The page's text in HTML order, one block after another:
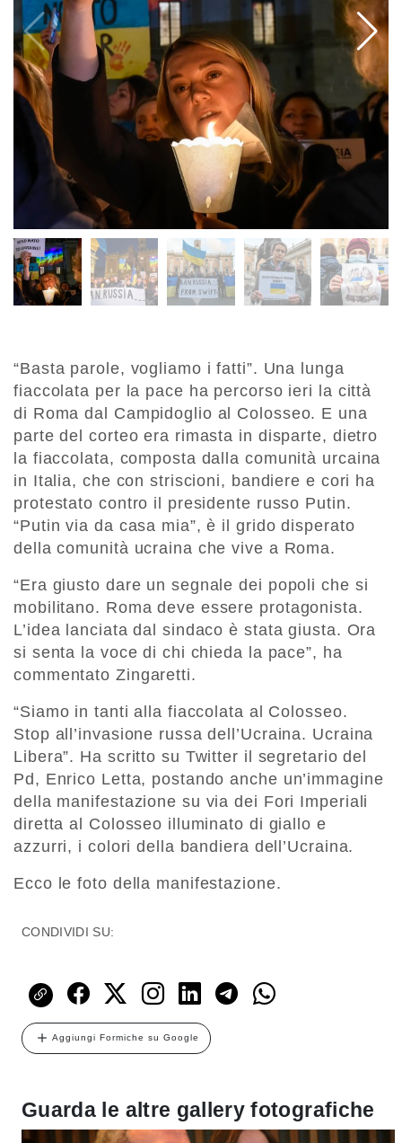
“Basta parole, vogliamo i fatti”. Una lunga
fiaccolata per la pace ha percorso ieri la città
di Roma dal Campidoglio al Colosseo. E una
parte del corteo era rimasta in disparte, dietro
la fiaccolata, composta dalla comunità urcaina
in Italia, che con striscioni, bandiere e cori ha
protestato contro il presidente russo Putin.
“Putin via da casa mia”, è il grido disperato
della comunità ucraina che vive a Roma.
“Era giusto dare un segnale dei popoli che si
mobilitano. Roma deve essere protagonista.
L’idea lanciata dal sindaco è stata giusta. Ora
si senta la voce di chi chieda la pace”, ha
commentato Zingaretti.
“Siamo in tanti alla fiaccolata al Colosseo.
Stop all’invasione russa dell’Ucraina. Ucraina
Libera”. Ha scritto su Twitter il segretario del
Pd, Enrico Letta, postando anche un’immagine
della manifestazione su via dei Fori Imperiali
diretta al Colosseo illuminato di giallo e
azzurri, i colori della bandiera dell’Ucraina.
Ecco le foto della manifestazione.
CONDIVIDI SU:
Aggiungi Formiche su Google
Guarda le altre gallery fotografiche